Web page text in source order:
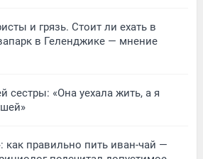
и грязь. Стоит ли ехать в
в Геленджике — мнение
сестры: «Она уехала жить, а я
как правильно пить иван-чай —